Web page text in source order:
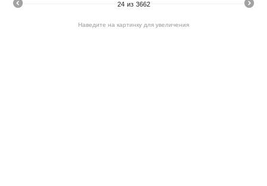
24 из 3662
Наведите на картинку для увеличения